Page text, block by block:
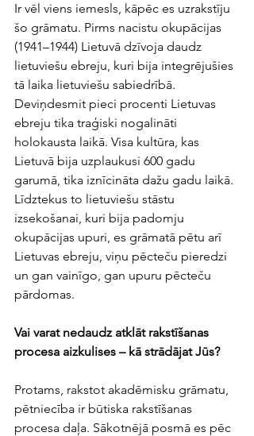
Ir vēl viens iemesls, kāpēc es uzrakstīju
šo grāmatu. Pirms nacistu okupācijas
(1941–1944) Lietuvā dzīvoja daudz
lietuviešu ebreju, kuri bija integrējušies
tā laika lietuviešu sabiedrībā.
Deviņdesmit pieci procenti Lietuvas
ebreju tika traģiski nogalināti
holokausta laikā. Visa kultūra, kas
Lietuvā bija uzplaukusi 600 gadu
garumā, tika iznīcināta dažu gadu laikā.
Līdztekus to lietuviešu stāstu
izsekošanai, kuri bija padomju
okupācijas upuri, es grāmatā pētu arī
Lietuvas ebreju, viņu pēcteču pieredzi
un gan vainīgo, gan upuru pēcteču
pārdomas.
Vai varat nedaudz atklāt rakstīšanas
procesa aizkulises – kā strādājat Jūs?
Protams, rakstot akadēmisku grāmatu,
pētniecība ir būtiska rakstīšanas
procesa daļa. Sākotnējā posmā es pēc